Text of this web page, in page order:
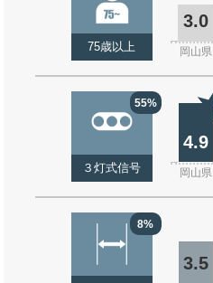
75歳以上
3.0
岡山県
55%
３灯式信号
4.9
岡山県
8%
3.5